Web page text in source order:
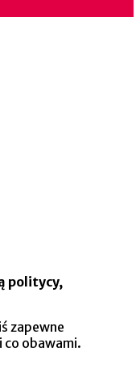
politycy,
zapewne
co obawami.